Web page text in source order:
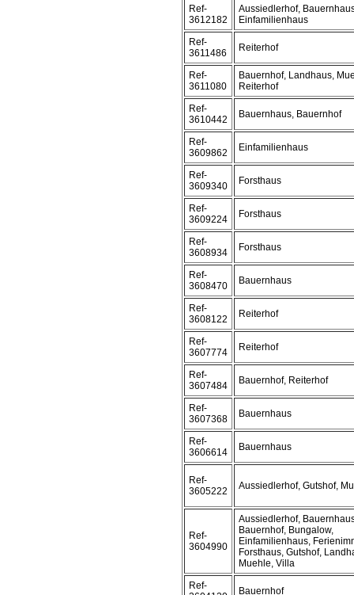
Ref-
3612182
Aussiedlerhof,
Einfamilienhaus
Ref-
3611486
Reiterhof
Ref-
3611080
Bauernhof, Landhaus,
Reiterhof
Ref-
3610442
Bauernhaus, Bauernhof
Ref-
3609862
Einfamilienhaus
Ref-
3609340
Forsthaus
Ref-
3609224
Forsthaus
Ref-
3608934
Forsthaus
Ref-
3608470
Bauernhaus
Ref-
3608122
Reiterhof
Ref-
3607774
Reiterhof
Ref-
3607484
Bauernhof, Reiterhof
Ref-
3607368
Bauernhaus
Ref-
3606614
Bauernhaus
Ref-
3605222
Aussiedlerhof, Gutshof,
Ref-
3604990
Aussiedlerhof,
Bauernhof, Bungalow,
Einfamilienhaus,
Forsthaus, Gutshof,
Muehle, Villa
Ref-
Bauernhof